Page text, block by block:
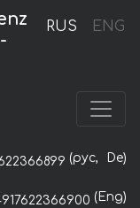
RUS ENG
(рус, De)
(Eng)